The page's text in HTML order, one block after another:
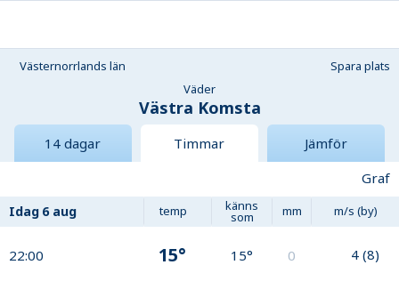
Västernorrlands län
Spara plats
Väder
Västra Komsta
14 dagar Timmar
Jämför
Graf
Idag 6 aug temp känns
som mm m/s (by)
22:00 15° 15° 0 4 (8)